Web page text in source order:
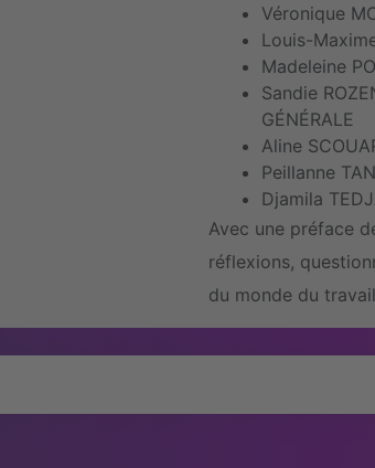
Véronique
Louis-
Madeleine
Sandie
GÉNÉRALE
Aline
Peillanne
Djamila
Avec une préface
réflexions,
du monde du